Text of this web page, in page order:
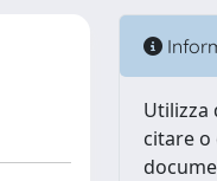
Utilizza
citare o